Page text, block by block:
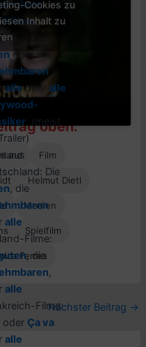
, alle
Die
oder die
alleoderalle
(meist
aus
Die
, die
alle
Filme:
, die
,
alle
Filme:
oder Ça va
alle
Cookies zu
Inhalt zu
oben:
Film
Helmut Dietl
Medien
Spielfilm
Ferres
Nächster Beitrag →